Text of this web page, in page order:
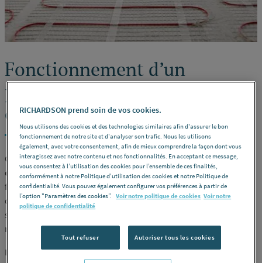
Fonctionnement d’un
plancher chauffant : deux
options distinctes
Comme son nom l’indique, le chauffage au solémet de la
chaleur par rayonnement, à travers la surface du sol. Le
fonctionnement du chauffage au sol repose sur l’installation
d’un long réseau de tubes ou câbles chauffants. Ces derniers
sont posés dans les différentes pièces du logement avant d’être
recouverts par une dalle et un revêtement de sol.
La finition du revêtement de sol varie d’un intérieur à l’autre,
RICHARDSON prend soin de vos cookies.
Nous utilisons des cookies et des technologies similaires afin d'assurer le bon
fonctionnement de notre site et d'analyser son trafic. Nous les utilisons
également, avec votre consentement, afin de mieux comprendre la façon dont vous
interagissez avec notre contenu et nos fonctionnalités. En acceptant ce message,
vous consentez à l’utilisation des cookies pour l’ensemble de ces finalités,
conformément à notre Politique d'utilisation des cookies et notre Politique de
confidentialité. Vous pouvez également configurer vos préférences à partir de
l’option "Paramètres des cookies”. Voir notre politique de cookies Voir notre
politique de confidentialité
Tout refuser Autoriser tous les cookies